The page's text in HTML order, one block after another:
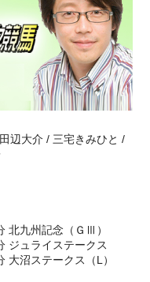
辺大介 / 三宅きみひと /
北九州記念（ＧⅢ）
ジュライステークス
大沼ステークス（L）